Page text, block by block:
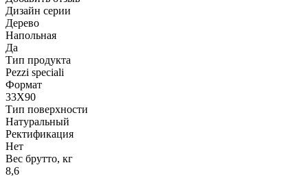
Дизайн серии
Дерево
Напольная
Да
Тип продукта
Pezzi speciali
Формат
33X90
Тип поверхности
Натуральный
Ректификация
Нет
Вес брутто, кг
8,6